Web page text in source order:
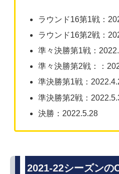
ラウンド16第1戦：
ラウンド16第2戦：
準々決勝第1戦：
準々決勝第2戦：：
準決勝第1戦：
準決勝第2戦：
決勝：2022.5.28
2021-22シーズンの